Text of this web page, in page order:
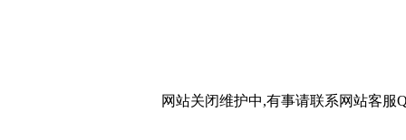
网站关闭维护中,有事请联系网站客服